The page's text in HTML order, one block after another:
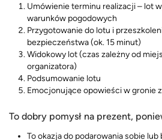
Umówienie terminu realizacji – lot
warunków pogodowych
Przygotowanie do lotu i
bezpieczeństwa (ok. 15 minut)
Widokowy lot (czas zależny od
organizatora)
Podsumowanie lotu
Emocjonujące opowieści w gronie
To dobry pomysł na prezent,
To okazja do podarowania sobie